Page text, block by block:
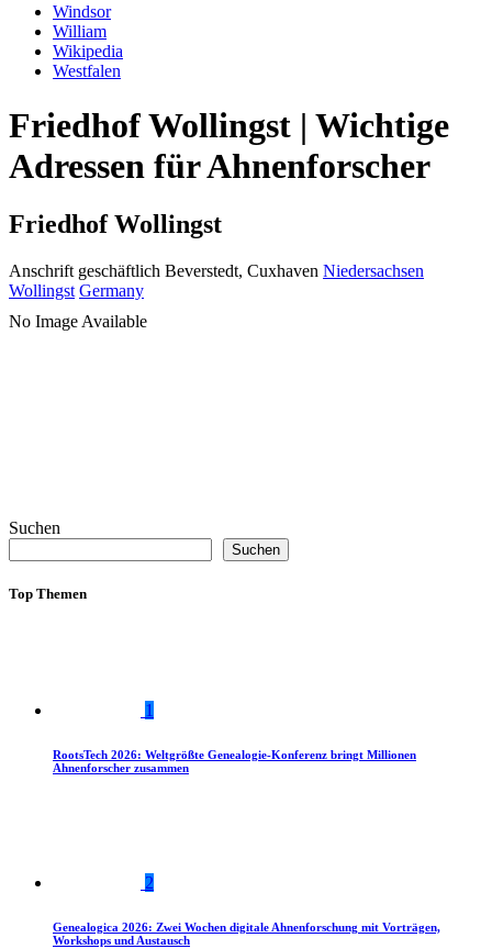
Windsor
William
Wikipedia
Westfalen
Friedhof Wollingst | Wichtige
Adressen für Ahnenforscher
Friedhof Wollingst
Anschrift geschäftlich Beverstedt, Cuxhaven Niedersachsen
Wollingst Germany
No Image Available
Suchen
Suchen
Top Themen
1
RootsTech 2026: Weltgrößte Genealogie-Konferenz bringt Millionen
Ahnenforscher zusammen
2
Genealogica 2026: Zwei Wochen digitale Ahnenforschung mit Vorträgen,
Workshops und Austausch